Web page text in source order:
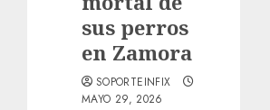
sus perros
en Zamora
SOPORTEINFIX
MAYO 29, 2026